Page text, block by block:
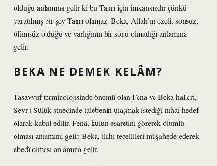
olduğu anlamına gelir ki bu Tanrı için imkansızdır çünkü
yaratılmış bir şey Tanrı olamaz. Beka, Allah’ın ezeli, sonsuz,
ölümsüz olduğu ve varlığının bir sonu olmadığı anlamına
gelir.
BEKA NE DEMEK KELÂM?
Tasavvuf terminolojisinde önemli olan Fena ve Beka halleri,
Seyr-i Sülûk sürecinde talebenin ulaşmak istediği nihai hedef
olarak kabul edilir. Fenâ, kulun esaretini görerek ölümlü
olması anlamına gelir. Beka, ilahi tecellileri müşahede ederek
ebedî olması anlamına gelir.